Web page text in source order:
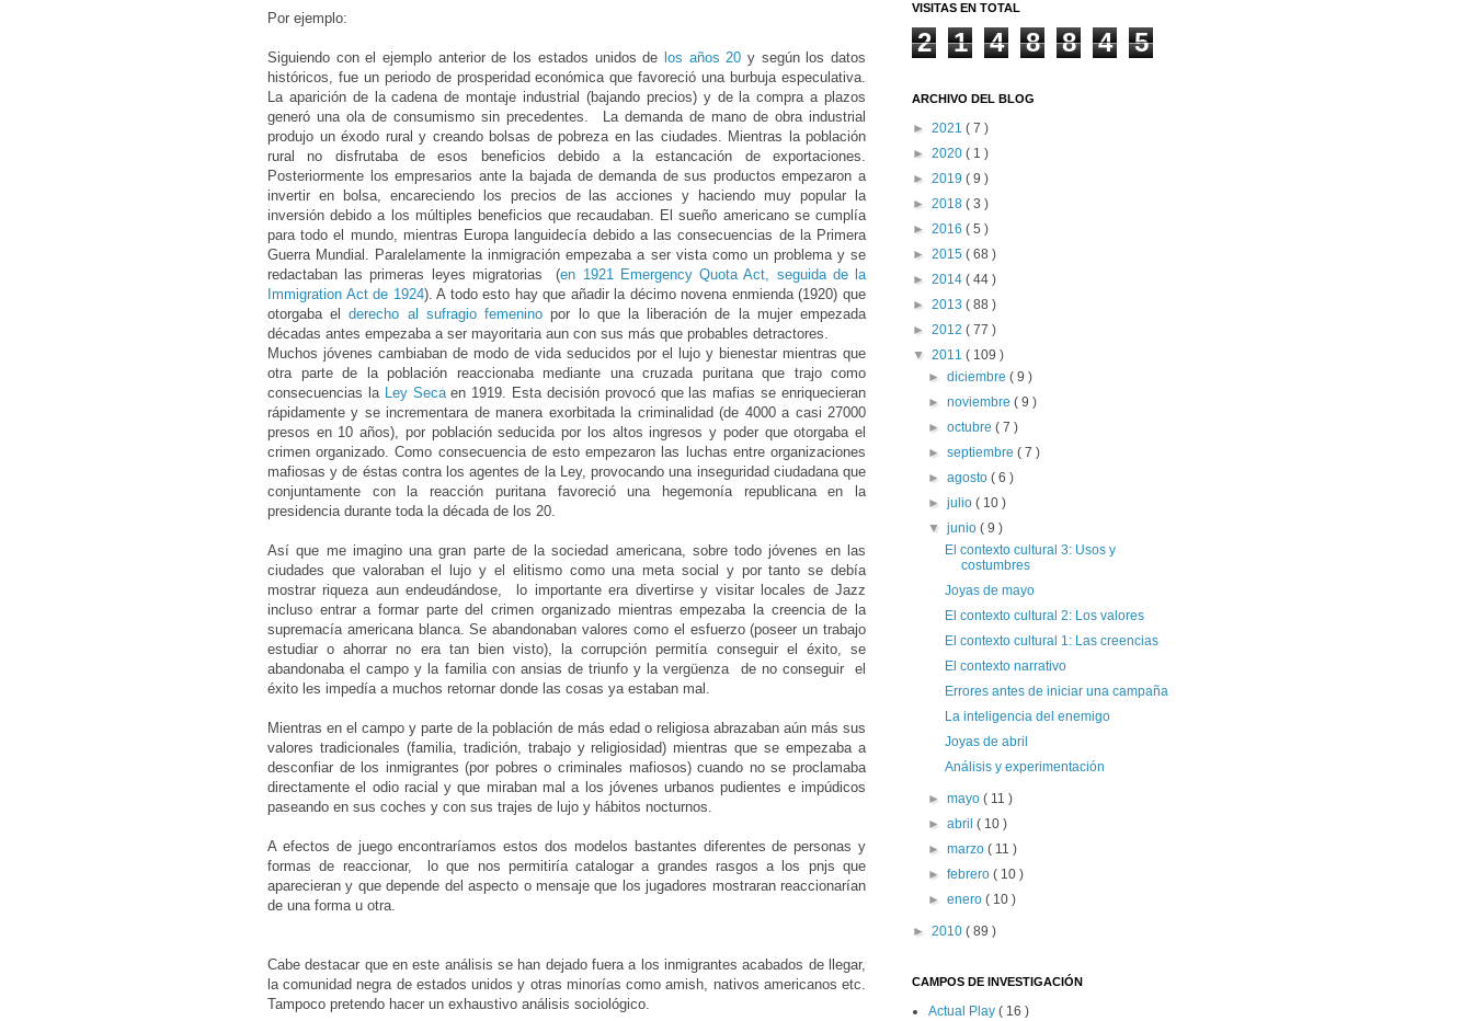
Por ejemplo:
Siguiendo con el ejemplo anterior de los estados unidos de los años 20 y según los datos
históricos, fue un periodo de prosperidad económica que favoreció una burbuja especulativa.
La aparición de la cadena de montaje industrial (bajando precios) y de la compra a plazos
generó una ola de consumismo sin precedentes. La demanda de mano de obra industrial
produjo un éxodo rural y creando bolsas de pobreza en las ciudades. Mientras la población
rural no disfrutaba de esos beneficios debido a la estancación de exportaciones.
Posteriormente los empresarios ante la bajada de demanda de sus productos empezaron a
invertir en bolsa, encareciendo los precios de las acciones y haciendo muy popular la
inversión debido a los múltiples beneficios que recaudaban. El sueño americano se cumplía
para todo el mundo, mientras Europa languidecía debido a las consecuencias de la Primera
Guerra Mundial. Paralelamente la inmigración empezaba a ser vista como un problema y se
redactaban las primeras leyes migratorias (en 1921 Emergency Quota Act, seguida de la
Immigration Act de 1924). A todo esto hay que añadir la décimo novena enmienda(1920) que
otorgaba elderecho al sufragio femenino por lo que la liberación de la mujer empezada
décadas antes empezaba a ser mayoritaria aun con sus más que probables detractores.
Muchos jóvenes cambiaban de modo de vida seducidos por el lujo y bienestar mientras que
otra parte de la población reaccionaba mediante una cruzada puritana que trajo como
consecuencias la Ley Secaen 1919. Esta decisión provocó que las mafias se enriquecieran
rápidamente y se incrementara de manera exorbitada la criminalidad (de 4000 a casi 27000
presos en 10 años), por población seducida por los altos ingresos y poder que otorgaba el
crimen organizado. Como consecuencia de esto empezaron las luchas entre organizaciones
mafiosas y de éstas contra los agentes de la Ley, provocando una inseguridad ciudadana que
conjuntamente con la reacción puritana favoreció una hegemonía republicana en la
presidencia durante toda la década de los 20.
Así que me imagino una gran parte de la sociedad americana, sobre todo jóvenes en las
ciudades que valoraban el lujo y el elitismo como una meta social y por tanto se debía
mostrar riqueza aun endeudándose, lo importante era divertirse y visitar locales de Jazz
incluso entrar a formar parte del crimen organizado mientras empezaba la creencia de la
supremacía americana blanca. Se abandonaban valores como el esfuerzo (poseer un trabajo
estudiar o ahorrar no era tan bien visto), la corrupción permitía conseguir el éxito, se
abandonaba el campo y la familia con ansias de triunfo y la vergüenza de no conseguir el
éxito les impedía a muchos retornar donde las cosas ya estaban mal.
Mientras en el campo y parte de la población de más edad o religiosa abrazaban aún más sus
valores tradicionales (familia, tradición, trabajo y religiosidad) mientras que se empezaba a
desconfiar de los inmigrantes (por pobres o criminales mafiosos) cuando no se proclamaba
directamente el odio racial y que miraban mal a los jóvenes urbanos pudientes e impúdicos
paseando en sus coches y con sus trajes de lujo y hábitos nocturnos.
A efectos de juego encontraríamos estos dos modelos bastantes diferentes de personas y
formas de reaccionar, lo que nos permitiría catalogar a grandes rasgos a los pnjs que
aparecieran y que depende del aspecto o mensaje que los jugadores mostraran reaccionarían
de una forma u otra.
Cabe destacar que en este análisis se han dejado fuera a los inmigrantes acabados de llegar,
la comunidad negra de estados unidos y otras minorías como amish, nativos americanos etc.
Tampoco pretendo hacer un exhaustivo análisis sociológico.
VISITAS EN TOTAL
2 1 4 8 8 4 5
ARCHIVO DEL BLOG
► 2021 ( 7 )
► 2020 ( 1 )
► 2019 ( 9 )
► 2018 ( 3 )
► 2016 ( 5 )
► 2015 ( 68 )
► 2014 ( 44 )
► 2013 ( 88 )
► 2012 ( 77 )
▼ 2011 ( 109 )
►diciembre( 9 )
►noviembre( 9 )
►octubre( 7 )
►septiembre( 7 )
►agosto( 6 )
►julio( 10 )
▼junio( 9 )
El contexto cultural 3: Usos y
costumbres
Joyas de mayo
El contexto cultural 2: Los valores
El contexto cultural 1: Las creencias
El contexto narrativo
Errores antes de iniciar una campaña
La inteligencia del enemigo
Joyas de abril
Análisis y experimentación
►mayo( 11 )
►abril( 10 )
►marzo( 11 )
►febrero( 10 )
►enero( 10 )
► 2010 ( 89 )
CAMPOS DE INVESTIGACIÓN
Actual Play ( 16 )